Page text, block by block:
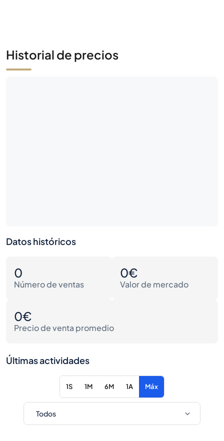
Historial de precios
Datos históricos
0
Número de ventas
0€
Valor de mercado
0€
Precio de venta promedio
Últimas actividades
1S 1M 6M 1A Máx